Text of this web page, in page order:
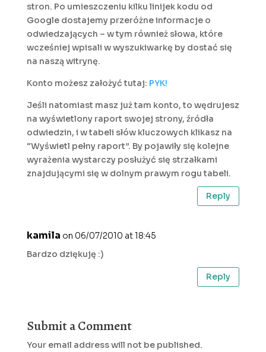
stron. Po umieszczeniu kilku linijek kodu od
Google dostajemy przeróżne informacje o
odwiedzających – w tym również słowa, które
wcześniej wpisali w wyszukiwarkę by dostać się
na naszą witrynę.
Konto możesz założyć tutaj: PYK!
Jeśli natomiast masz już tam konto, to wędrujesz
na wyświetlony raport swojej strony, źródła
odwiedzin, i w tabeli słów kluczowych klikasz na
“Wyświetl pełny raport”. By pojawiły się kolejne
wyrażenia wystarczy posłużyć się strzałkami
znajdującymi się w dolnym prawym rogu tabeli.
Reply
kamila on 06/07/2010 at 18:45
Bardzo dziękuję :)
Reply
Submit a Comment
Your email address will not be published.